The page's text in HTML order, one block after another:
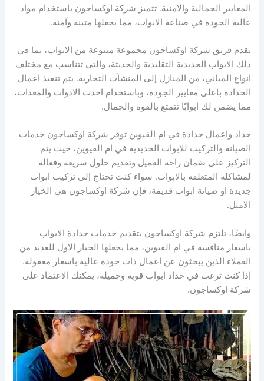
المعايير الجمالية والامنية. تتميز شركة اوكساجون باستخدام مواد
عالية الجودة في صناعة الابواب، مما يجعلها متينة وآمنة.
يقدم فريق شركة اوكساجون مجموعة متنوعة من الابواب، بما في
ذلك الابواب الحديدية التقليدية والحديثة، والتي تتناسب مع مختلف
انواع المباني، من المنازل إلى المنشآت التجارية. يتم تنفيذ اعمال
الحدادة باعلى معايير الجودة، وباستخدام احدث الادوات والمعدات،
مما يضمن لك ابوابًا تتمتع بالقوة والجمال.
حداد واعمال حدادة في ام القيوين توفر شركة اوكساجون خدمات
الصيانة والتركيب للابواب الحديدية في ام القيوين، حيث يتم
التركيز على ضمان راحة العميل وتقديم حلول سريعة وفعالة
لمشاكله المتعلقة بالابواب. سواء كنت تحتاج إلى تركيب ابواب
جديدة او صيانة ابواب قديمة، فإن شركة اوكساجون هي الخيار
الامثل.
وايضًا، تلتزم شركة اوكساجون بتقديم خدمات حدادة الابواب
باسعار منافسة في ام القيوين، مما يجعلها الخيار الاول للعديد من
العملاء الذين يبحثون عن اعمال ذات جودة عالية باسعار معقولة.
إذا كنت ترغب في حداد ابواب قوية وجميلة، يمكنك الاعتماد على
شركة اوكساجون.